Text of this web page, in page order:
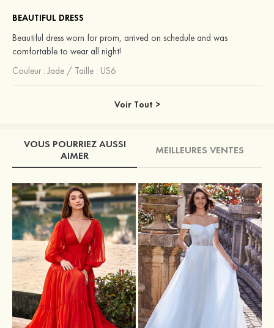
BEAUTIFUL DRESS
Beautiful dress worn for prom, arrived on schedule and was
comfortable to wear all night!
Couleur :Jade / Taille : US6
Voir Tout >
VOUS POURRIEZ AUSSI
AIMER
MEILLEURES VENTES